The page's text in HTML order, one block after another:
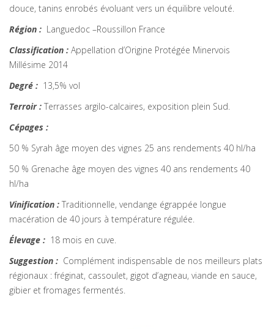
douce, tanins enrobés évoluant vers un équilibre velouté.
Région : Languedoc –Roussillon France
Classification : Appellation d’Origine Protégée Minervois
Millésime 2014
Degré : 13,5% vol
Terroir : Terrasses argilo-calcaires, exposition plein Sud.
Cépages :
50 % Syrah âge moyen des vignes 25 ans rendements 40 hl/ha
50 % Grenache âge moyen des vignes 40 ans rendements 40
hl/ha
Vinification : Traditionnelle, vendange égrappée longue
macération de 40 jours à température régulée.
Élevage : 18 mois en cuve.
Suggestion : Complément indispensable de nos meilleurs plats
régionaux : fréginat, cassoulet, gigot d’agneau, viande en sauce,
gibier et fromages fermentés.